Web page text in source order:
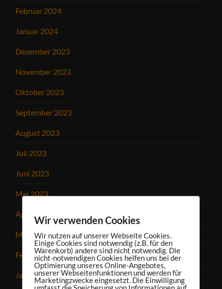
Februar 2024
Januar 2024
Dezember 2023
November 2023
Oktober 2023
September 2023
August 2023
Juli 2023
Juni 2023
Mai 2023
April 2023
März 2023
Februar 2023
Januar 2023
Wir verwenden Cookies
Wir nutzen auf unserer Webseite Cookies.
Einige Cookies sind notwendig (z.B. für den
Warenkorb) andere sind nicht notwendig. Die
nicht-notwendigen Cookies helfen uns bei der
Optimierung unseres Online-Angebotes,
unserer Webseitenfunktionen und werden für
Marketingzwecke eingesetzt. Die Einwilligung